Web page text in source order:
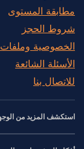
مطابقة المستوى
شروط الحجز
الخصوصية وملفات
الأسئلة الشائعة
للاتصال بنا
استكشف المزيد من